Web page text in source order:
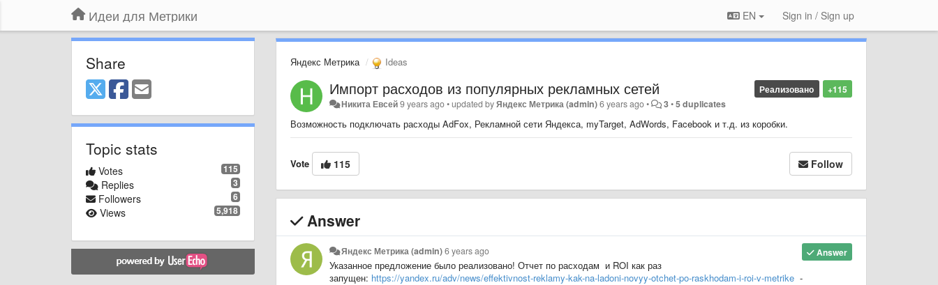
Идеи для Метрики EN Sign in / Sign up
Share
Topic stats
115
Votes
3
Replies
6
Followers
5,918
Views
Яндекс Метрика Ideas
+115
Реализовано
Импорт расходов из популярных рекламных сетей
Никита Евсей9 years ago•updated byЯндекс Метрика (admin)6 years ago• 3•5 duplicates
Возможность подключать расходы AdFox, Рекламной сети Яндекса, myTarget, AdWords, Facebook и т.д. из коробки.
Vote 115 Follow
Answer
Answer
Яндекс Метрика (admin)6 years ago
Указанное предложение было реализовано! Отчет по расходам и ROI как раз
запущен: https://yandex.ru/adv/news/effektivnost-reklamy-kak-na-ladoni-novyy-otchet-po-raskhodam-i-roi-v-metrike-